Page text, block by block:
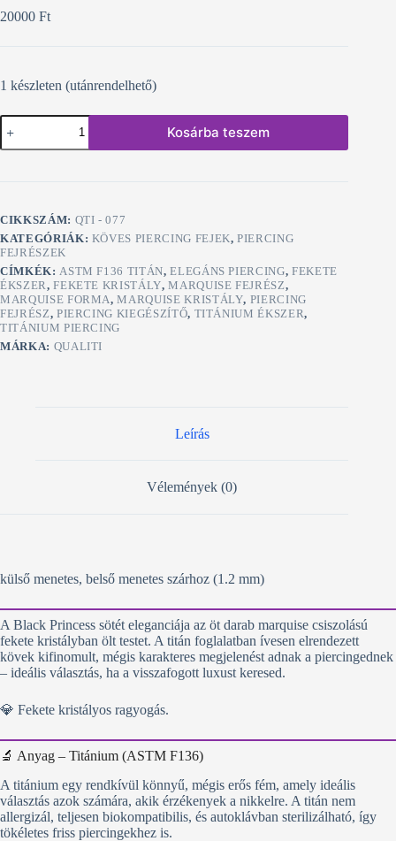
20000 Ft
1 készleten (utánrendelhető)
Black
Princess
–
mennyiség
Kosárba teszem
CIKKSZÁM: QTI - 077
KATEGÓRIÁK: KÖVES PIERCING FEJEK,PIERCING
FEJRÉSZEK
CÍMKÉK: ASTM F136 TITÁN,ELEGÁNS PIERCING, FEKETE
ÉKSZER,FEKETE KRISTÁLY,MARQUISE FEJRÉSZ,
MARQUISE FORMA,MARQUISE KRISTÁLY, PIERCING
FEJRÉSZ, PIERCING KIEGÉSZÍTŐ, TITÁNIUM ÉKSZER,
TITÁNIUM PIERCING
MÁRKA: QUALITI
Leírás
Vélemények (0)
külső menetes, belső menetes szárhoz (1.2 mm)
A Black Princess sötét eleganciája az öt darab marquise csiszolású
fekete kristályban ölt testet. A titán foglalatban ívesen elrendezett
kövek kifinomult, mégis karakteres megjelenést adnak a piercingednek
– ideális választás, ha a visszafogott luxust keresed.
💎 Fekete kristályos ragyogás.
🔬 Anyag – Titánium (ASTM F136)
A titánium egy rendkívül könnyű, mégis erős fém, amely ideális
választás azok számára, akik érzékenyek a nikkelre. A titán nem
allergizál, teljesen biokompatibilis, és autoklávban sterilizálható, így
tökéletes friss piercingekhez is.